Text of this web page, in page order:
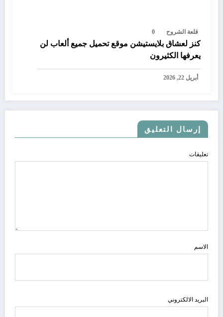
قلعة الشروح 0
كنز لعشاق بلايستيشن موقع تحميل جميع ألعاب لن
يعرفها الكثيرون
أبريل 22, 2026
إرسال التعليق
تعليقات
الاسم
البريد الالكتروني